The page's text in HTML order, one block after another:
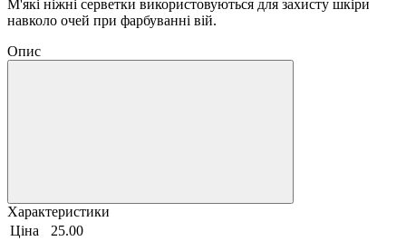
М'які ніжні серветки використовуються для захисту шкіри
навколо очей при фарбуванні вій.
Опис
Характеристики
Ціна
25.00